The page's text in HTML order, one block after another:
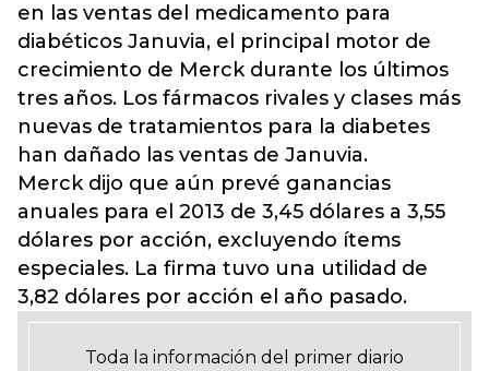
en las ventas del medicamento para
diabéticos Januvia, el principal motor de
crecimiento de Merck durante los últimos
tres años. Los fármacos rivales y clases más
nuevas de tratamientos para la diabetes
han dañado las ventas de Januvia.
Merck dijo que aún prevé ganancias
anuales para el 2013 de 3,45 dólares a 3,55
dólares por acción, excluyendo ítems
especiales. La firma tuvo una utilidad de
3,82 dólares por acción el año pasado.
Toda la información del primer diario